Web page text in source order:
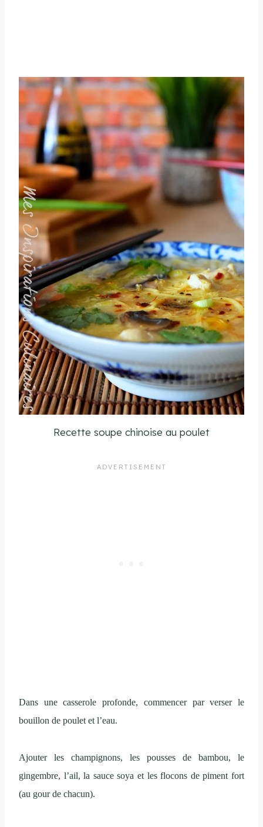
Recette soupe chinoise au poulet
Dans une casserole profonde, commencer par verser le
bouillon de poulet et l’eau.
Ajouter les champignons, les pousses de bambou, le
gingembre, l’ail, la sauce soya et les flocons de piment fort
(au gour de chacun).